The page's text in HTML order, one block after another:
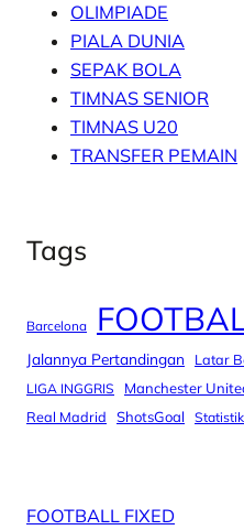
OLIMPIADE
PIALA DUNIA
SEPAK BOLA
TIMNAS SENIOR
TIMNAS U20
TRANSFER PEMAIN
Tags
Barcelona
Jalannya Pertandingan Latar
LIGA INGGRIS Manchester
Real Madrid ShotsGoal
FOOTBALL FIXED